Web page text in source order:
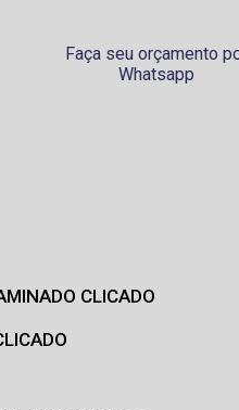
Faça seu orçamento
Whatsapp
CLICADO